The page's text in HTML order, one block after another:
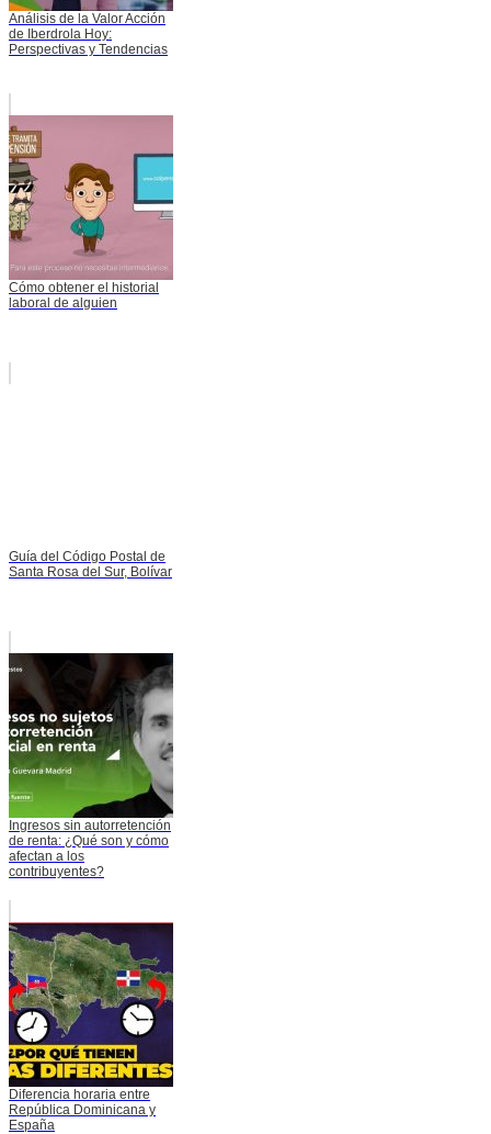
Análisis de la Valor Acción
de Iberdrola Hoy:
Perspectivas y Tendencias
Cómo obtener el historial
laboral de alguien
Guía del Código Postal de
Santa Rosa del Sur, Bolívar
Ingresos sin autorretención
de renta: ¿Qué son y cómo
afectan a los
contribuyentes?
Diferencia horaria entre
República Dominicana y
España